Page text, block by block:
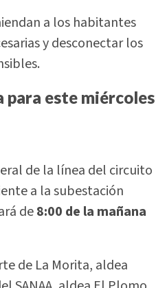
a los habitantes
y desconectar los
para este miércoles
de la línea del circuito
a la subestación
de8:00 de la mañana
de La Morita, aldea